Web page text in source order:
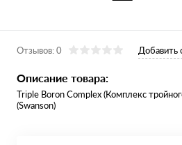
Отзывов: 0 Добавить
Описание товара:
Triple Boron Complex (Комплекс
(Swanson)